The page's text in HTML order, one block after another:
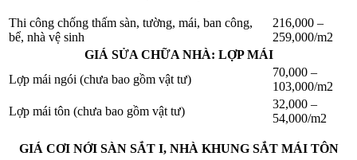
Thi công chống thấm sàn, tường, mái, ban công,
bể, nhà vệ sinh
216,000 –
259,000/m2
GIÁ SỬA CHỮA NHÀ: LỢP MÁI
Lợp mái ngói (chưa bao gồm vật tư)
70,000 –
103,000/m2
Lợp mái tôn (chưa bao gồm vật tư)
32,000 –
54,000/m2
GIÁ CƠI NỚI SÀN SẮT I, NHÀ KHUNG SẮT MÁI TÔN